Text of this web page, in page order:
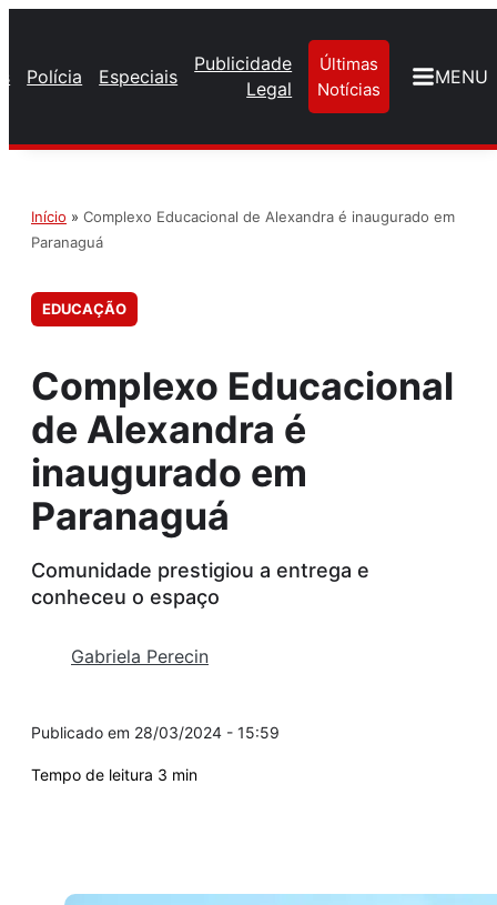
Polícia Especiais
Publicidade
Legal
Últimas
Notícias
MENU
Início » Complexo Educacional de Alexandra é inaugurado em
Paranaguá
EDUCAÇÃO
Complexo Educacional
de Alexandra é
inaugurado em
Paranaguá
Comunidade prestigiou a entrega e
conheceu o espaço
Gabriela Perecin
28/03/2024 - 15:59